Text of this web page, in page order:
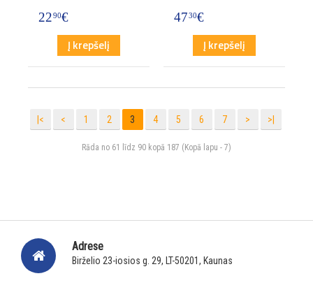
2290€
Į krepšelį
4730€
Į krepšelį
|< < 1 2 3 4 5 6 7 > >|
Rāda no 61 līdz 90 kopā 187 (Kopā lapu - 7)
Adrese
Birželio 23-iosios g. 29, LT-50201, Kaunas